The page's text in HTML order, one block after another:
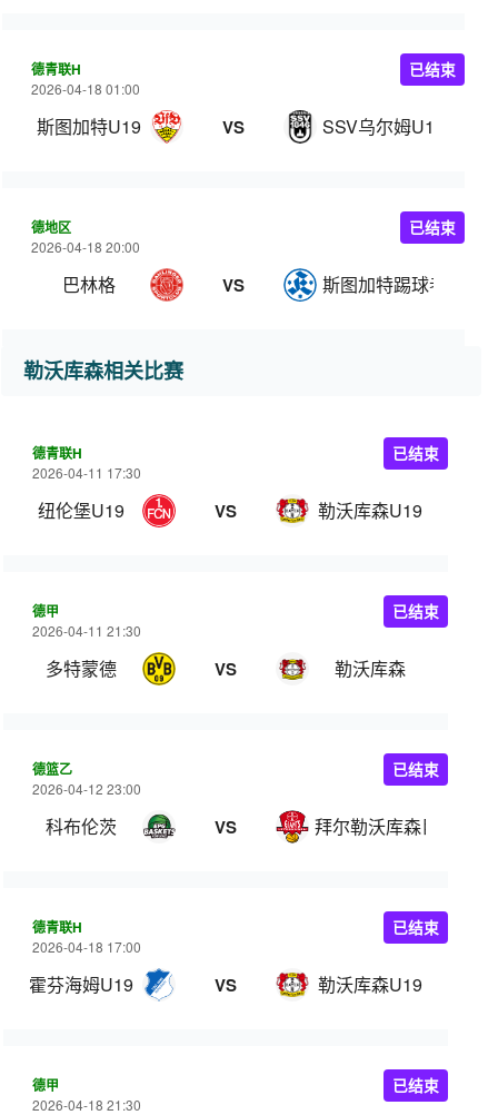
德青联H
2026-04-18 01:00
斯图加特U19 VS SSV乌尔姆U19
已结束
德地区
2026-04-18 20:00
巴林格 VS 斯图加特踢球者
已结束
勒沃库森相关比赛
德青联H
2026-04-11 17:30
纽伦堡U19 VS 勒沃库森U19
已结束
德甲
2026-04-11 21:30
多特蒙德 VS 勒沃库森
已结束
德篮乙
2026-04-12 23:00
科布伦茨 VS 拜尔勒沃库森巨人
已结束
德青联H
2026-04-18 17:00
霍芬海姆U19 VS 勒沃库森U19
已结束
德甲
2026-04-18 21:30
已结束